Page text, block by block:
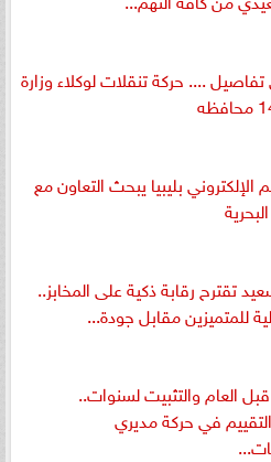
.... حركة تنقلات لوكلاء وزارة
الإلكتروني بليبيا يبحث التعاون مع
تقترح رقابة ذكية على المخابز..
للمتميزين مقابل جودة...
العام والتثبيت لسنوات..
في حركة مديري